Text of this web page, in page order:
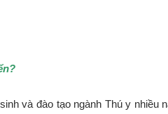
và đào tạo ngành Thú y nhiều